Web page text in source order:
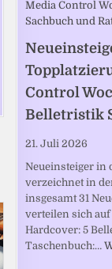
Control
Belletristik
21. Juli 2026
Neueinsteiger in
verzeichnet in
insgesamt 31
verteilen sich
Hardcover: 5
Taschenbuch:…